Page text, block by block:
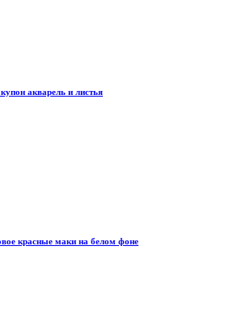
акварель и листья
красные маки на белом фоне